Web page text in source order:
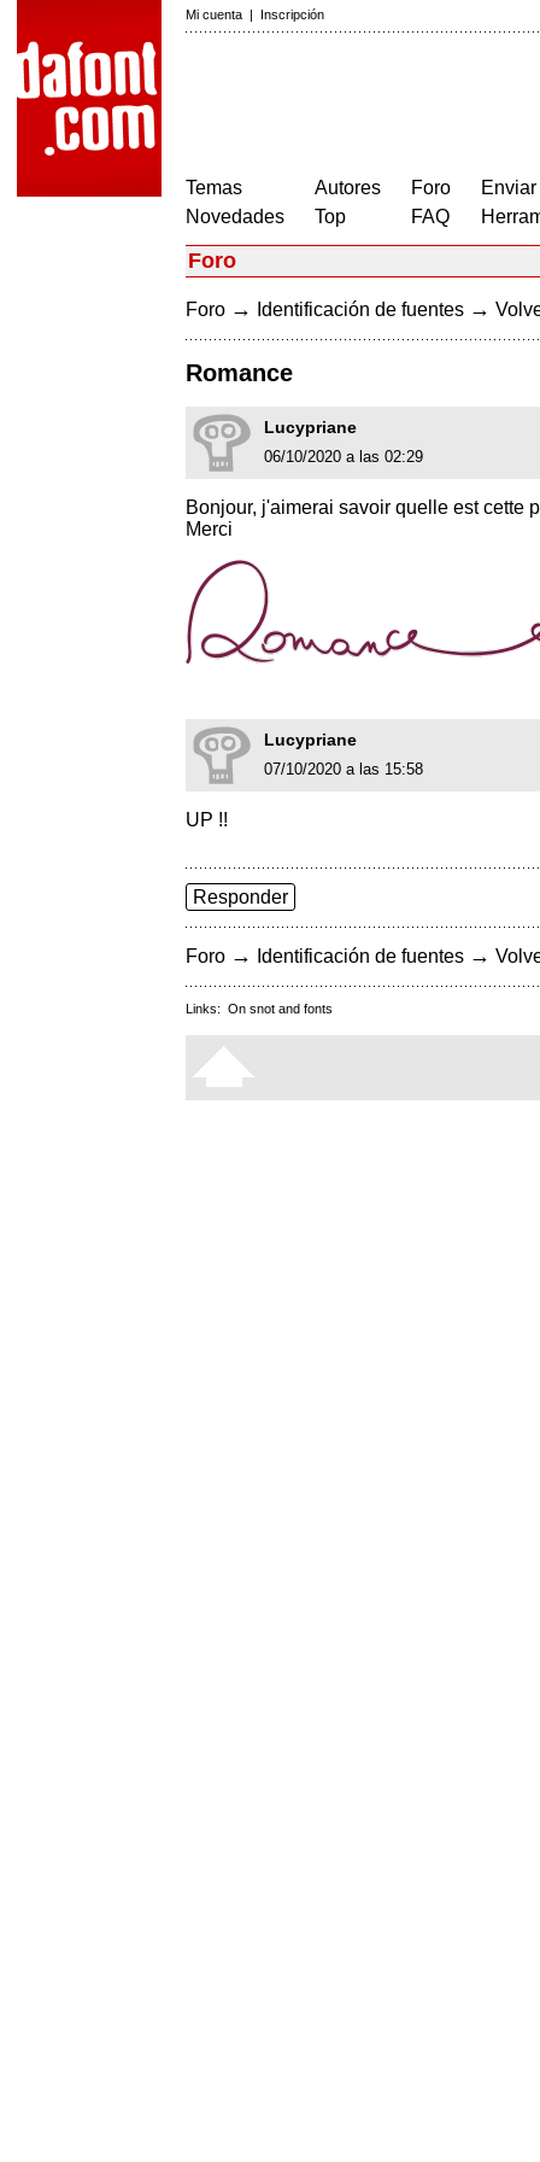
Mi cuenta | Inscripción
Temas
Novedades
Autores
Top
Foro
FAQ
Foro
Foro → Identificación de fuentes →
Romance
Lucypriane
06/10/2020 a las 02:29
Bonjour, j'aimerai savoir quelle est cette
Merci
Lucypriane
07/10/2020 a las 15:58
UP !!
Responder
Foro → Identificación de fuentes →
Links: On snot and fonts